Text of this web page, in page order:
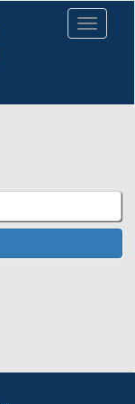
Toggle